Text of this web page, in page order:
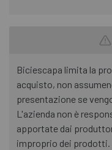
Biciescapa limita la
acquisto, non
presentazione se
L'azienda non è
apportate dai
improprio dei prodotti.